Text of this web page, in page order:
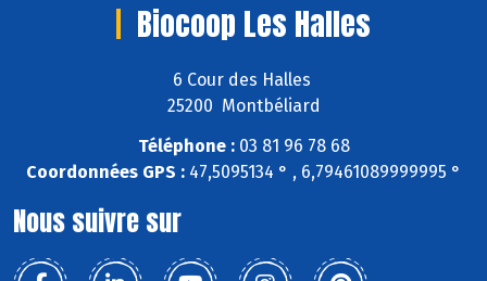
Biocoop Les Halles
6 Cour des Halles
25200 Montbéliard
Téléphone :03 81 96 78 68
Coordonnées GPS : 47,5095134 ° , 6,79461089999995 °
Nous suivre sur